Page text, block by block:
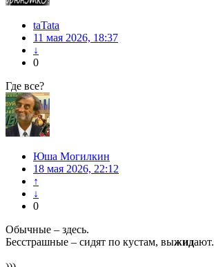
taTata
11 мая 2026, 18:37
↓
0
Где все?
Юша Могилкин
18 мая 2026, 22:12
↑
↓
0
Обычные – здесь.
Бесстрашные – сидят по кустам, выжидают.